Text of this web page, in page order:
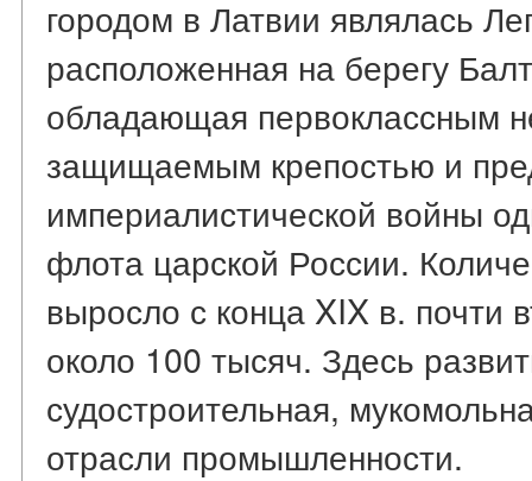
городом в Латвии являлась
расположенная на берегу
обладающая первоклассным
защищаемым крепостью и
империалистической войны
флота царской России.
выросло с конца XIX в. почти
около 100 тысяч. Здесь
судостроительная,
отрасли промышленности.